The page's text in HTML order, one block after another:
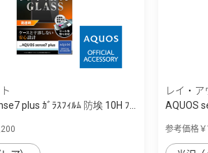
plus ｶﾞﾗｽﾌｨﾙﾑ 防埃 10H ﾌ...
レイ・ア
AQUOS
参考価格